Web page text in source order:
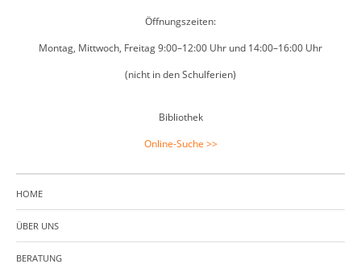
Öffnungszeiten:
Montag, Mittwoch, Freitag 9:00–12:00 Uhr und 14:00–16:00 Uhr
(nicht in den Schulferien)
Bibliothek
Online-Suche >>
HOME
ÜBER UNS
BERATUNG